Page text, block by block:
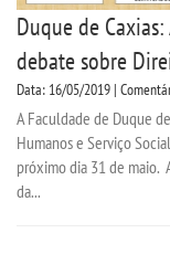
BACHARELADOS
LICENCIATURAS
TECNOLÓGICOS
Duque de
debate sobre
Data: 16/05/2019 |
A Faculdade de Duque
Humanos e Serviço
próximo dia 31 de maio.
da...